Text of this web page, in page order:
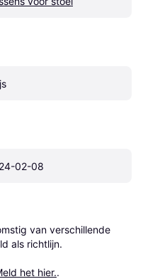
02-08
van verschillende
als richtlijn.
het hier..